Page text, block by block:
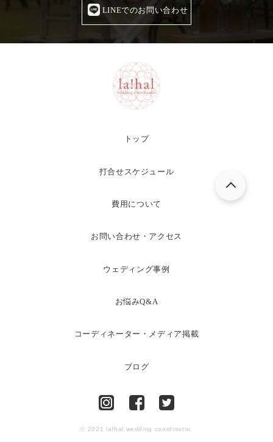
LINEでのお問い合わせ
トップ
打合せスケジュール
費用について
お問い合わせ・アクセス
ウェディング事例
お悩みQ&A
コーディネーター・メディア掲載
ブログ
© 2021 la!hal wedding coordinator.